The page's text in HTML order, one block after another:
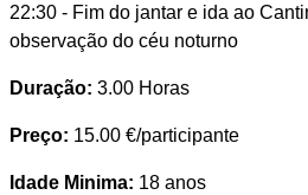
22:30 - Fim do jantar e ida ao
observação do céu noturno
Duração: 3.00 Horas
Preço: 15.00 €/participante
Idade Minima: 18 anos